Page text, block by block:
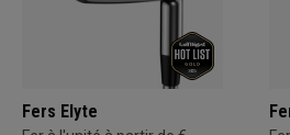
Fers Elyte